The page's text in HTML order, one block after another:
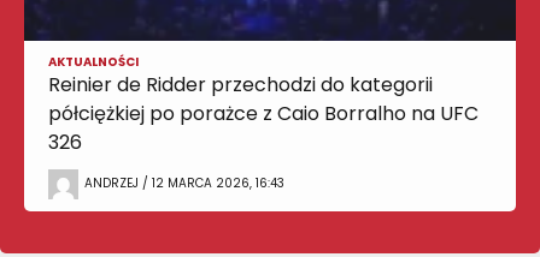
AKTUALNOŚCI
Reinier de Ridder przechodzi do kategorii
półciężkiej po porażce z Caio Borralho na UFC
326
ANDRZEJ / 12 MARCA 2026, 16:43